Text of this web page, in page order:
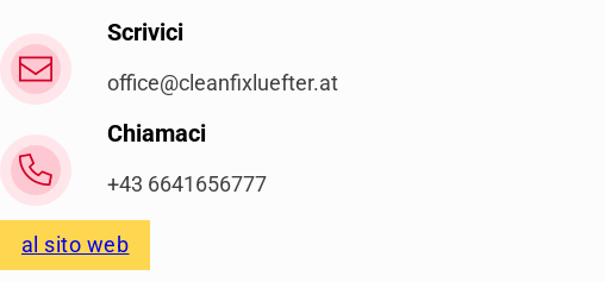
Scrivici
office@cleanfixluefter.at
Chiamaci
+43 6641656777
al sito web